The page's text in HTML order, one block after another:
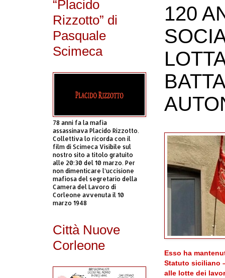
120
Esso ha
Statuto siciliano
alle lotte dei
“Placido
Rizzotto” di
Pasquale
Scimeca
78 anni fa la mafia
assassinava Placido Rizzotto.
Collettiva lo ricorda con il
film di Scimeca Visibile sul
nostro sito a titolo gratuito
alle 20:30 del 10 marzo. Per
non dimenticare l’uccisione
mafiosa del segretario della
Camera del Lavoro di
Corleone avvenuta il 10
marzo 1948
Città Nuove
Corleone